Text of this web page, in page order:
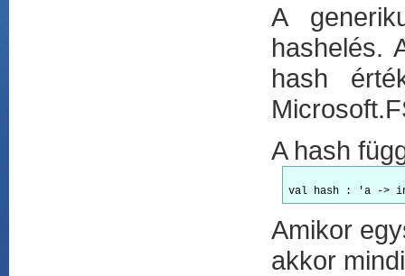
A
hashelés.
hash
A hash
Amikor
akkor